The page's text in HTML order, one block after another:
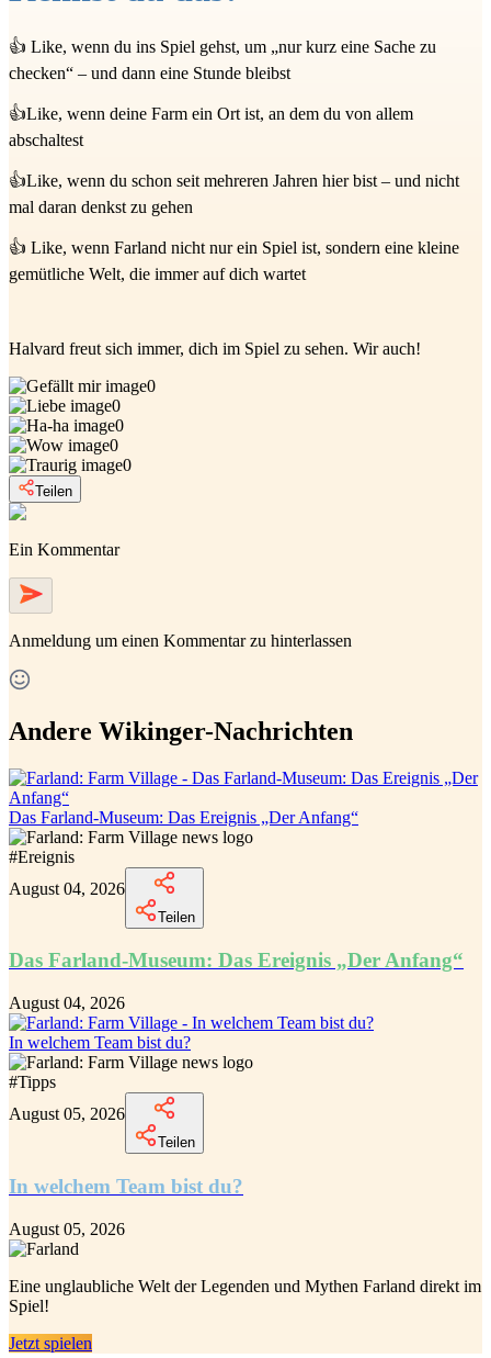
👍 Like, wenn du ins Spiel gehst, um „nur kurz eine Sache zu
checken“ – und dann eine Stunde bleibst
👍Like, wenn deine Farm ein Ort ist, an dem du von allem
abschaltest
👍Like, wenn du schon seit mehreren Jahren hier bist – und nicht
mal daran denkst zu gehen
👍 Like, wenn Farland nicht nur ein Spiel ist, sondern eine kleine
gemütliche Welt, die immer auf dich wartet
Halvard freut sich immer, dich im Spiel zu sehen. Wir auch!
0
0
0
0
0
Teilen
Ein Kommentar
Anmeldung um einen Kommentar zu hinterlassen
Andere Wikinger-Nachrichten
Das Farland-Museum: Das Ereignis „Der Anfang“
#Ereignis
August 04, 2026
Teilen
Das Farland-Museum: Das Ereignis „Der Anfang“
August 04, 2026
In welchem Team bist du?
#Tipps
August 05, 2026
Teilen
In welchem Team bist du?
August 05, 2026
Eine unglaubliche Welt der Legenden und Mythen Farland direkt im
Spiel!
Jetzt spielen